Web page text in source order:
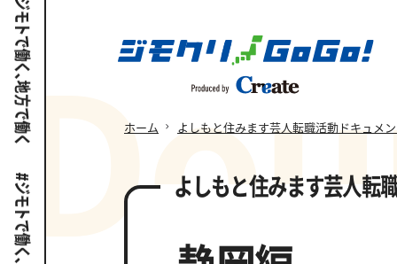
ホーム よしもと住みます芸人転職活動ドキュメ
Dou
よしもと住みます芸人転